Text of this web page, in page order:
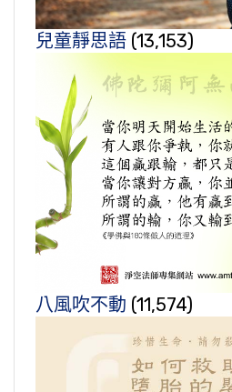
兒童靜思語 (13,153)
八風吹不動 (11,574)